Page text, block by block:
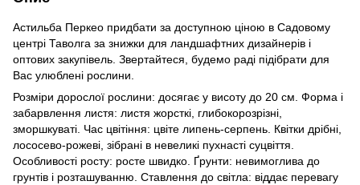
Астильба Перкео придбати за доступною ціною в Садовому
центрі Таволга за знижки для ландшафтних дизайнерів і
оптових закупівель. Звертайтеся, будемо раді підібрати для
Вас улюблені рослини.
Розміри дорослої рослини: досягає у висоту до 20 см. Форма і
забарвлення листя: листя жорсткі, глибокорозрізні,
зморшкуваті. Час цвітіння: цвіте липень-серпень. Квітки дрібні,
лососево-рожеві, зібрані в невеликі пухнасті суцвіття.
Особливості росту: росте швидко. Ґрунти: невимоглива до
грунтів і розташуванню. Ставлення до світла: віддає перевагу